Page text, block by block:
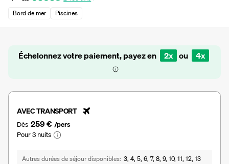
Bord de mer
Piscines
Échelonnez votre paiement, payez en 2x ou 4x
AVEC TRANSPORT
Dès 259 € /pers
Pour 3 nuits
Autres durées de séjour disponibles 3, 4, 5, 6, 7, 8, 9, 10, 11, 12, 13